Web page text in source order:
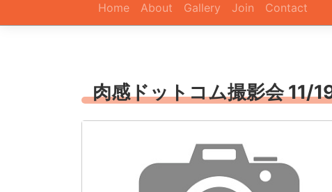
Home About Gallery Join Contact
肉感ドットコム撮影会 11/